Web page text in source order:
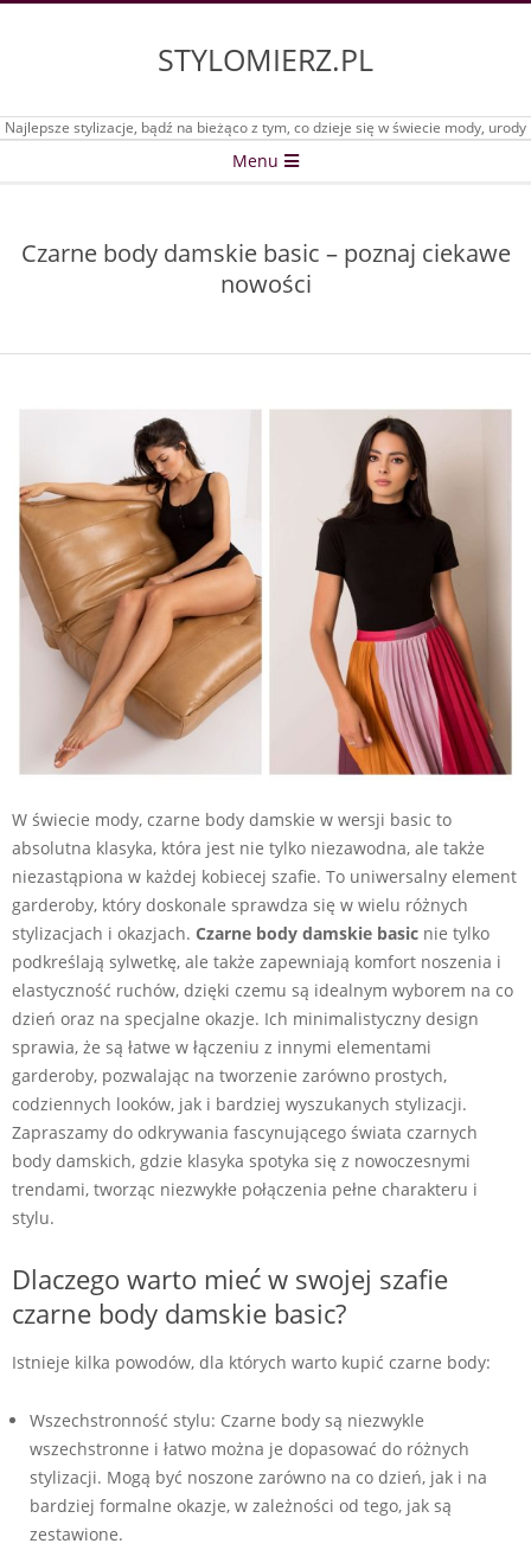
STYLOMIERZ.PL
Najlepsze stylizacje, bądź na bieżąco z tym, co dzieje się w świecie mody, urody
Menu
Czarne body damskie basic – poznaj ciekawe
nowości
W świecie mody, czarne body damskie w wersji basic to
absolutna klasyka, która jest nie tylko niezawodna, ale także
niezastąpiona w każdej kobiecej szafie. To uniwersalny element
garderoby, który doskonale sprawdza się w wielu różnych
stylizacjach i okazjach. Czarne body damskie basic nie tylko
podkreślają sylwetkę, ale także zapewniają komfort noszenia i
elastyczność ruchów, dzięki czemu są idealnym wyborem na co
dzień oraz na specjalne okazje. Ich minimalistyczny design
sprawia, że są łatwe w łączeniu z innymi elementami
garderoby, pozwalając na tworzenie zarówno prostych,
codziennych looków, jak i bardziej wyszukanych stylizacji.
Zapraszamy do odkrywania fascynującego świata czarnych
body damskich, gdzie klasyka spotyka się z nowoczesnymi
trendami, tworząc niezwykłe połączenia pełne charakteru i
stylu.
Dlaczego warto mieć w swojej szafie
czarne body damskie basic?
Istnieje kilka powodów, dla których warto kupić czarne body:
Wszechstronność stylu: Czarne body są niezwykle
wszechstronne i łatwo można je dopasować do różnych
stylizacji. Mogą być noszone zarówno na co dzień, jak i na
bardziej formalne okazje, w zależności od tego, jak są
zestawione.